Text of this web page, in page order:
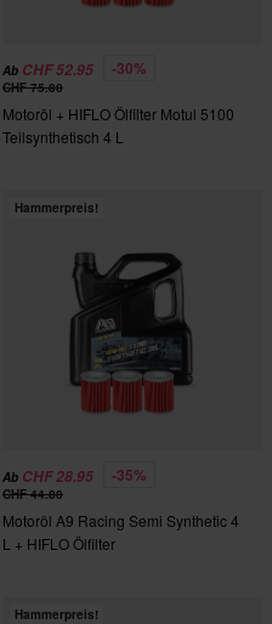
Ab CHF 52.95 -30%
CHF 75.80
Motoröl + HIFLO Ölfilter Motul 5100
Teilsynthetisch 4 L
Hammerpreis!
Ab CHF 28.95 -35%
CHF 44.80
Motoröl A9 Racing Semi Synthetic 4
L + HIFLO Ölfilter
Hammerpreis!